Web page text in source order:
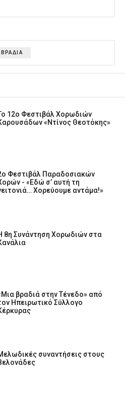
12ο Φεστιβάλ Χορωδιών
«Ντίνος Θεοτόκης»
Φεστιβάλ Παραδοσιακών
- «Εδώ σ’ αυτή τη
Χορεύουμε αντάμα!»
8η Συνάντηση Χορωδιών στα
βραδιά στην Τένεδο» από
Ηπειρωτικό Σύλλογο
συναντήσεις στους